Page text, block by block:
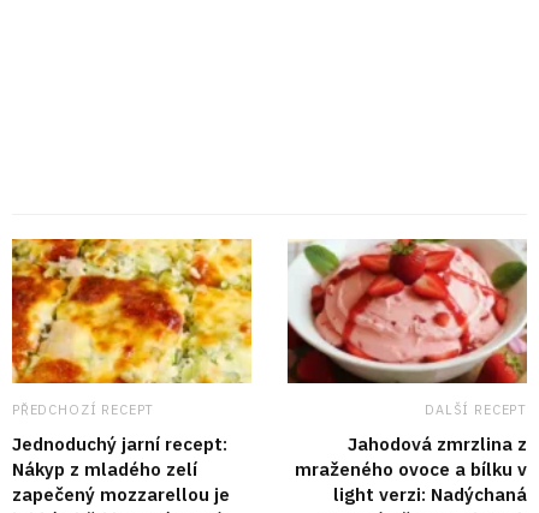
PŘEDCHOZÍ RECEPT
Jednoduchý jarní recept:
Nákyp z mladého zelí
zapečený mozzarellou je
DALŠÍ RECEPT
Jahodová zmrzlina z
mraženého ovoce a bílku v
light verzi: Nadýchaná